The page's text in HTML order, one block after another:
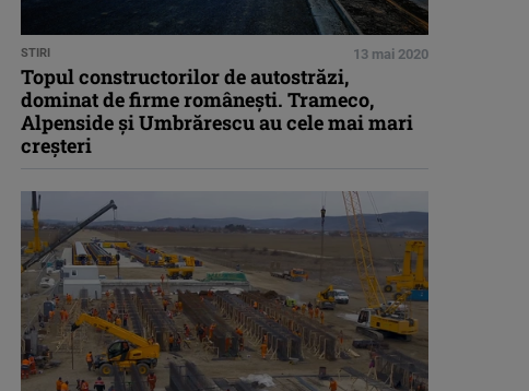
STIRI 13 mai 2020
Topul constructorilor de autostrăzi,
dominat de firme românești. Trameco,
Alpenside și Umbrărescu au cele mai mari
creșteri